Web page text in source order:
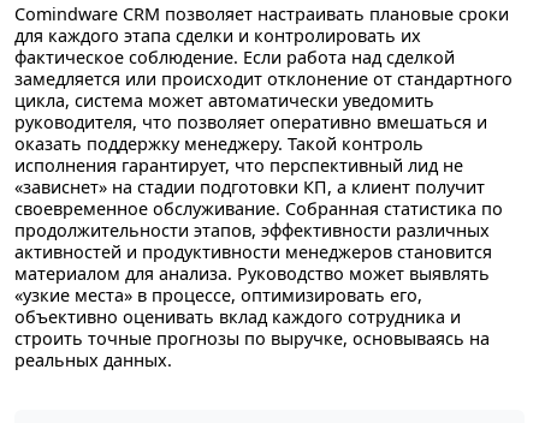
Comindware CRM позволяет настраивать плановые сроки
для каждого этапа сделки и контролировать их
фактическое соблюдение. Если работа над сделкой
замедляется или происходит отклонение от стандартного
цикла, система может автоматически уведомить
руководителя, что позволяет оперативно вмешаться и
оказать поддержку менеджеру. Такой контроль
исполнения гарантирует, что перспективный лид не
«зависнет» на стадии подготовки КП, а клиент получит
своевременное обслуживание. Собранная статистика по
продолжительности этапов, эффективности различных
активностей и продуктивности менеджеров становится
материалом для анализа. Руководство может выявлять
«узкие места» в процессе, оптимизировать его,
объективно оценивать вклад каждого сотрудника и
строить точные прогнозы по выручке, основываясь на
реальных данных.